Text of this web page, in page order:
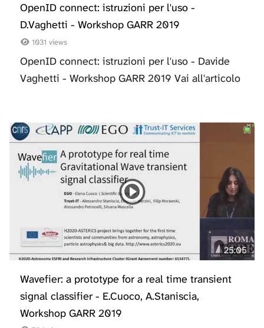
OpenID connect: istruzioni per l'uso -
D.Vaghetti - Workshop GARR 2019
1031 views
OpenID connect: istruzioni per l'uso - Davide
Vaghetti - Workshop GARR 2019 Vai all'articolo
25:05
Wavefier: a prototype for a real time transient
signal classifier - E.Cuoco, A.Staniscia,
Workshop GARR 2019